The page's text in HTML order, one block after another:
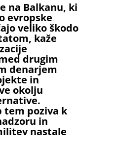
na Balkanu, ki
evropske
veliko škodo
kaže
drugim
denarjem
in
okolju
tem poziva k
in
nastale